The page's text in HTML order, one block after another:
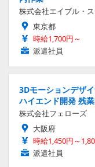
株式会社エイブル・
東京都
時給1,700円～
派遣社員
3Dモーションデザ
ハイエンド開発 残
株式会社フェローズ
大阪府
時給1,450円～
派遣社員